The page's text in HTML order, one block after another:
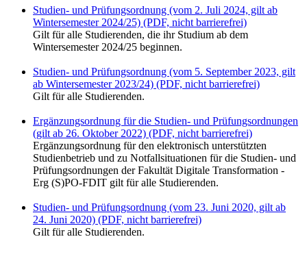
Studien- und Prüfungsordnung (vom 2. Juli 2024, gilt ab
Wintersemester 2024/25) (PDF, nicht barrierefrei)
Gilt für alle Studierenden, die ihr Studium ab dem
Wintersemester 2024/25 beginnen.
Studien- und Prüfungsordnung (vom 5. September 2023, gilt
ab Wintersemester 2023/24) (PDF, nicht barrierefrei)
Gilt für alle Studierenden.
Ergänzungsordnung für die Studien- und Prüfungsordnungen
(gilt ab 26. Oktober 2022) (PDF, nicht barrierefrei)
Ergänzungsordnung für den elektronisch unterstützten
Studienbetrieb und zu Notfallsituationen für die Studien- und
Prüfungsordnungen der Fakultät Digitale Transformation -
Erg (S)PO-FDIT gilt für alle Studierenden.
Studien- und Prüfungsordnung (vom 23. Juni 2020, gilt ab
24. Juni 2020) (PDF, nicht barrierefrei)
Gilt für alle Studierenden.